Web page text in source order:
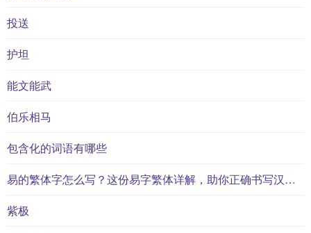
投送
护坦
能文能武
伯乐相马
包含化的词语有哪些
易的繁体字怎么写？这份易字繁体详解，助你正确书写汉字_汉字繁体学习
紫极